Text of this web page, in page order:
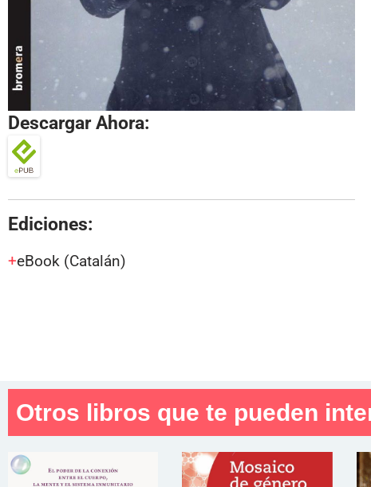
Descargar Ahora:
Ediciones:
eBook (Catalán)
Otros libros que te pueden